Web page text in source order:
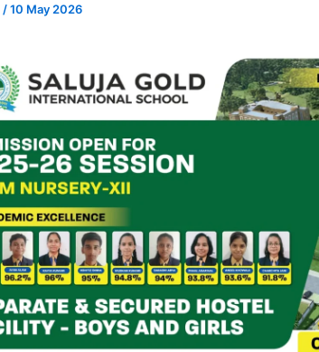
/10 May 2026